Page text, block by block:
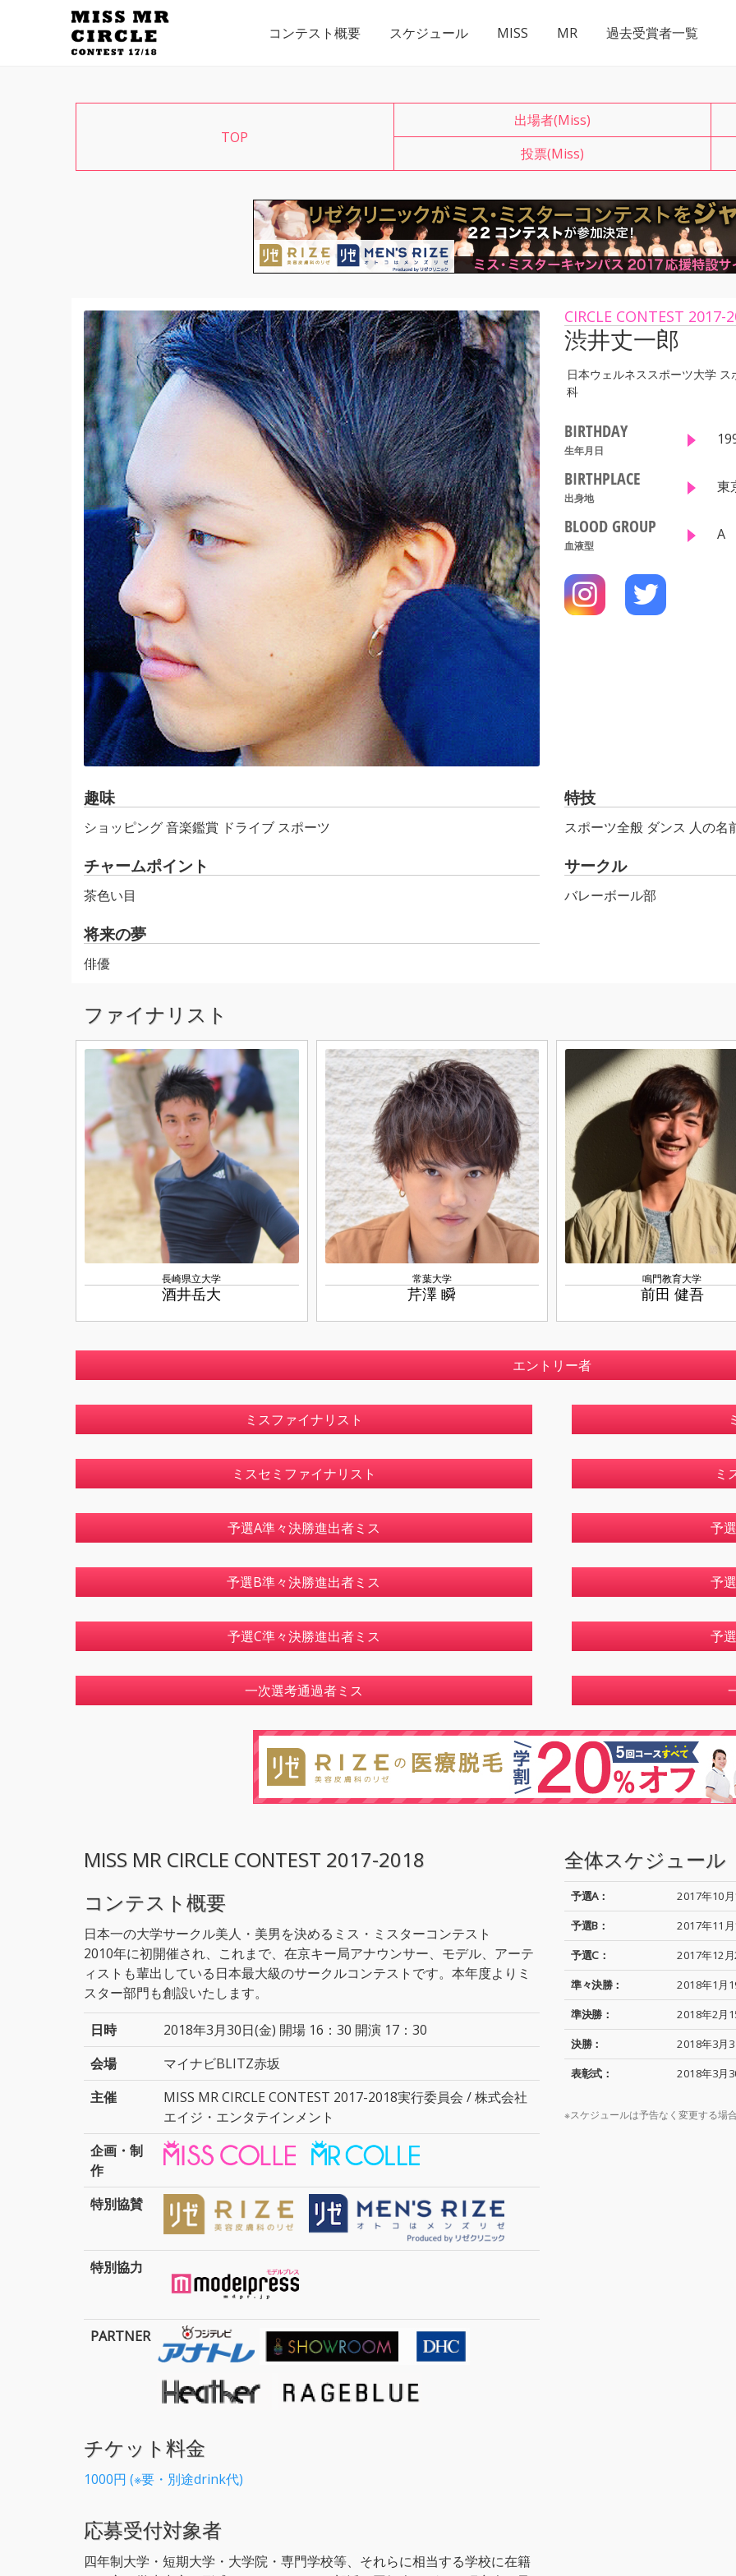
コンテスト概要 スケジュール MISS MR 過去受賞者一覧
TOP
出場者(Miss)
投票(Miss)
CIRCLE CONTEST 2017-
渋井丈一郎
日本ウェルネススポーツ大学
科
BIRTHDAY
生年月日
BIRTHPLACE
出身地
東
BLOOD GROUP
血液型
A
趣味
ショッピング 音楽鑑賞 ドライブ スポーツ
特技
スポーツ全般 ダンス 人の名
チャームポイント
茶色い目
サークル
バレーボール部
将来の夢
俳優
ファイナリスト
長崎県立大学
酒井岳大
常葉大学
芹澤 瞬
鳴門教育大学
前田 健吾
エントリー者
ミスファイナリスト
ミスセミファイナリスト ミ
予選A準々決勝進出者ミス 予
予選B準々決勝進出者ミス 予
予選C準々決勝進出者ミス 予
一次選考通過者ミス
MISS MR CIRCLE CONTEST 2017-2018
コンテスト概要
日本一の大学サークル美人・美男を決めるミス・ミスターコンテスト
2010年に初開催され、これまで、在京キー局アナウンサー、モデル、アーテ
ィストも輩出している日本最大級のサークルコンテストです。本年度よりミ
スター部門も創設いたします。
日時
2018年3月30日(金) 開場 16：30 開演 17：30
会場
マイナビBLITZ赤坂
主催
MISS MR CIRCLE CONTEST 2017-2018実行委員会 / 株式会社
エイジ・エンタテインメント
企画・制
作
特別協賛
特別協力
PARTNER
チケット料金
1000円 (※要・別途drink代)
応募受付対象者
四年制大学・短期大学・大学院・専門学校等、それらに相当する学校に在籍
全体スケジュール
予選A：
2017年10月
予選B：
2017年11月
予選C：
2017年12
準々決勝：
2018年1月
準決勝：
2018年2月
決勝：
2018年3月3
表彰式：
2018年3月
※スケジュールは予告なく変更する場